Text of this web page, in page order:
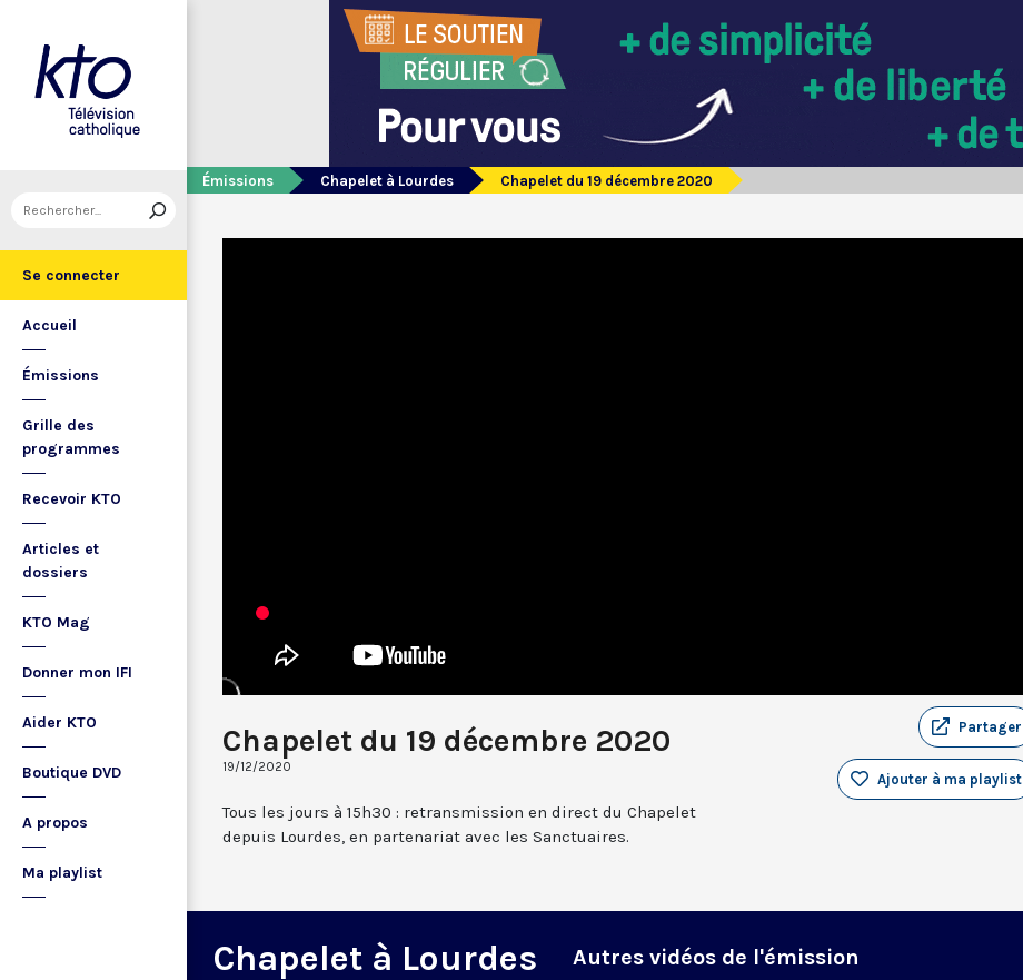
Se connecter
Accueil
Émissions
Grille des
programmes
Recevoir KTO
Articles et
dossiers
KTO Mag
Donner mon IFI
Aider KTO
Boutique DVD
A propos
Ma playlist
Émissions Chapelet à Lourdes Chapelet du 19 décembre 2020
Chapelet du 19 décembre 2020
19/12/2020
Partager
Ajouter à ma playlist
Tous les jours à 15h30 : retransmission en direct du Chapelet
depuis Lourdes, en partenariat avec les Sanctuaires.
Chapelet à Lourdes Autres vidéos de l'émission